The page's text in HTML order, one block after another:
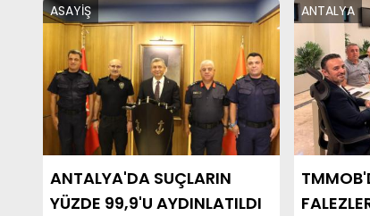
ASAYİŞ
ANTALYA'DA SUÇLARIN
YÜZDE 99,9'U AYDINLATILDI
ANTALYA